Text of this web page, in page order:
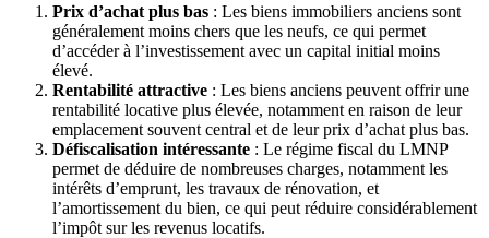
Prix d’achat plus bas : Les biens immobiliers anciens sont
généralement moins chers que les neufs, ce qui permet
d’accéder à l’investissement avec un capital initial moins
élevé.
Rentabilité attractive : Les biens anciens peuvent offrir une
rentabilité locative plus élevée, notamment en raison de leur
emplacement souvent central et de leur prix d’achat plus bas.
Défiscalisation intéressante : Le régime fiscal du LMNP
permet de déduire de nombreuses charges, notamment les
intérêts d’emprunt, les travaux de rénovation, et
l’amortissement du bien, ce qui peut réduire considérablement
l’impôt sur les revenus locatifs.